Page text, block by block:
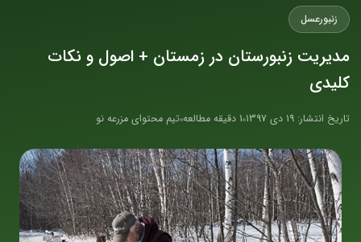
زنبور‌عسل
مدیریت زنبورستان در زمستان + اصول و نکات
کلیدی
تاریخ انتشار: 19 دی 1397 1 دقیقه مطالعه تیم محتوای مزرعه نو